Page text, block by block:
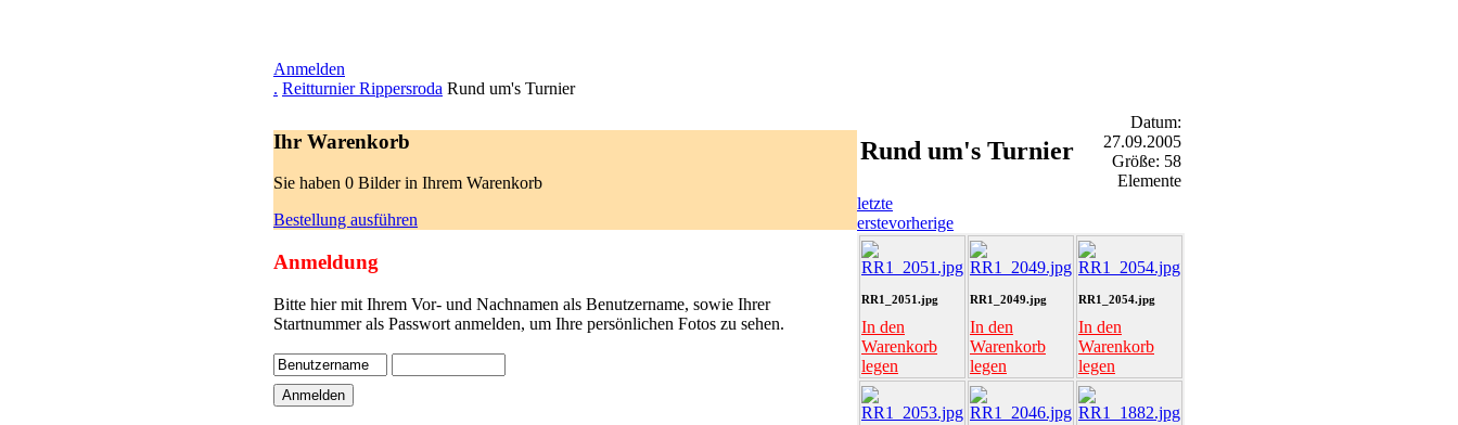
Anmelden
. Reitturnier Rippersroda Rund um's Turnier
Ihr Warenkorb
Sie haben 0 Bilder in Ihrem Warenkorb
Bestellung ausführen
Anmeldung
Bitte hier mit Ihrem Vor- und Nachnamen als Benutzername, sowie Ihrer
Startnummer als Passwort anmelden, um Ihre persönlichen Fotos zu sehen.
Rund um's Turnier
Datum:
27.09.2005
Größe: 58
Elemente
letzte
erstevorherige
RR1_2051.jpg
In den
Warenkorb
legen
RR1_2049.jpg
In den
Warenkorb
legen
RR1_2054.jpg
In den
Warenkorb
legen